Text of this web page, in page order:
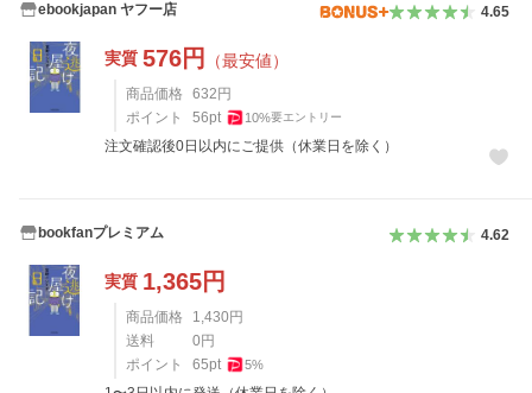
ebookjapan ヤフー店 4.65
実質 576円 （最安値）
商品価格 632 円
ポイント
56pt 10%要エントリー
注文確認後0日以内にご提供（休業日を除く）
bookfanプレミアム 4.62
実質 1,365円
商品価格 1,430 円
送料
0 円
ポイント
65pt 5%